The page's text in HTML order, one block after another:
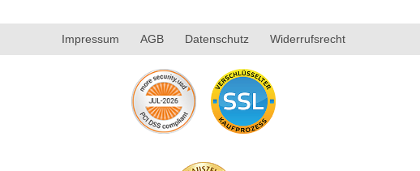
Impressum AGB Datenschutz Widerrufsrecht